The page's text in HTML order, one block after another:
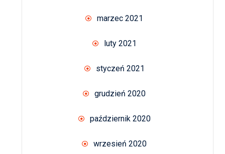
marzec 2021
luty 2021
styczeń 2021
grudzień 2020
październik 2020
wrzesień 2020